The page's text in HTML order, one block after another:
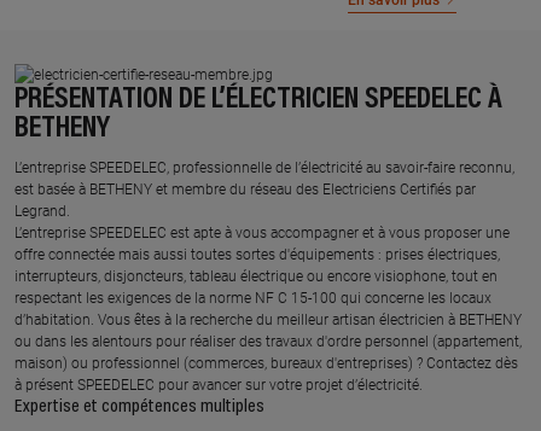
PRÉSENTATION DE L’ÉLECTRICIEN SPEEDELEC À
BETHENY
L’entreprise SPEEDELEC, professionnelle de l’électricité au savoir-faire reconnu,
est basée à BETHENY et membre du réseau des Electriciens Certifiés par
Legrand.​
L’entreprise SPEEDELEC est apte à vous accompagner et à vous proposer une
offre connectée mais aussi toutes sortes d'équipements : prises électriques,
interrupteurs, disjoncteurs, tableau électrique ou encore visiophone, tout en
respectant les exigences de la norme NF C 15-100 qui concerne les locaux
d’habitation. Vous êtes à la recherche du meilleur artisan électricien à BETHENY
ou dans les alentours pour réaliser des travaux d'ordre personnel (appartement,
maison) ou professionnel (commerces, bureaux d'entreprises) ? Contactez dès
à présent SPEEDELEC pour avancer sur votre projet d’électricité.
Expertise et compétences multiples​